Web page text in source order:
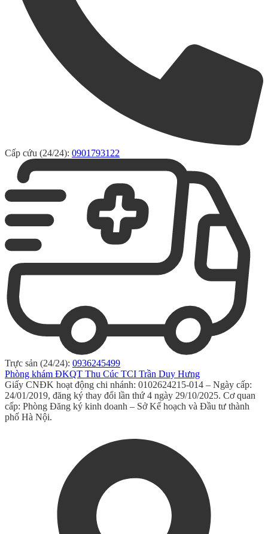
Cấp cứu (24/24): 0901793122
Trực sản (24/24): 0936245499
Phòng khám ĐKQT Thu Cúc TCI Trần Duy Hưng
Giấy CNĐK hoạt động chi nhánh: 0102624215-014 – Ngày cấp:
24/01/2019, đăng ký thay đổi lần thứ 4 ngày 29/10/2025. Cơ quan
cấp: Phòng Đăng ký kinh doanh – Sở Kế hoạch và Đầu tư thành
phố Hà Nội.